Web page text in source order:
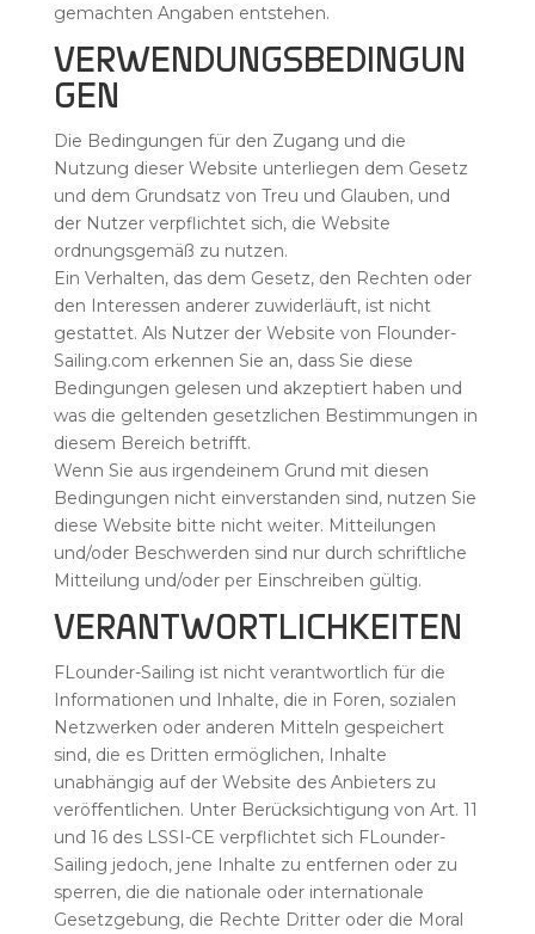
gemachten Angaben entstehen.
VERWENDUNGSBEDINGUN
GEN
Die Bedingungen für den Zugang und die
Nutzung dieser Website unterliegen dem Gesetz
und dem Grundsatz von Treu und Glauben, und
der Nutzer verpflichtet sich, die Website
ordnungsgemäß zu nutzen.
Ein Verhalten, das dem Gesetz, den Rechten oder
den Interessen anderer zuwiderläuft, ist nicht
gestattet. Als Nutzer der Website von Flounder-
Sailing.com erkennen Sie an, dass Sie diese
Bedingungen gelesen und akzeptiert haben und
was die geltenden gesetzlichen Bestimmungen in
diesem Bereich betrifft.
Wenn Sie aus irgendeinem Grund mit diesen
Bedingungen nicht einverstanden sind, nutzen Sie
diese Website bitte nicht weiter. Mitteilungen
und/oder Beschwerden sind nur durch schriftliche
Mitteilung und/oder per Einschreiben gültig.
VERANTWORTLICHKEITEN
FLounder-Sailing ist nicht verantwortlich für die
Informationen und Inhalte, die in Foren, sozialen
Netzwerken oder anderen Mitteln gespeichert
sind, die es Dritten ermöglichen, Inhalte
unabhängig auf der Website des Anbieters zu
veröffentlichen. Unter Berücksichtigung von Art. 11
und 16 des LSSI-CE verpflichtet sich FLounder-
Sailing jedoch, jene Inhalte zu entfernen oder zu
sperren, die die nationale oder internationale
Gesetzgebung, die Rechte Dritter oder die Moral